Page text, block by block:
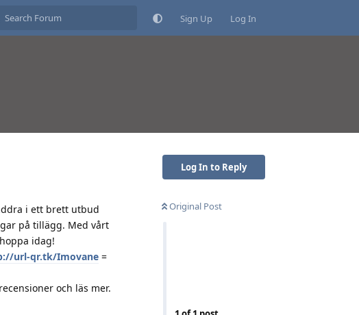
Sign Up Log In
Log In to Reply
Original Post
i ett brett utbud
på tillägg. Med vårt
idag!
url-qr.tk/Imovane =
och läs mer.